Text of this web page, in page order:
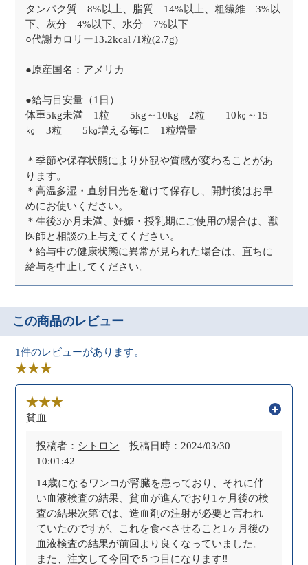
タンパク質 8%以上、脂質 14%以上、粗繊維 3%以
下、灰分 4%以下、水分 7%以下
○代謝カロリー13.2kcal /1粒(2.7g)
●原産国名：アメリカ
●給与目安量（1日）
体重5kg未満 1粒 5kg～10kg 2粒 10㎏～15
㎏ 3粒 5㎏増える毎に 1粒増量
＊季節や保存状態により外観や質感が変わることがあ
ります。
＊高温多湿・直射日光を避けて保存し、開封後はお早
めにお使いください。
＊生後3か月未満、妊娠・授乳期にご使用の場合は、獣
医師と相談の上与えてください。
＊給与中の健康状態に異常が見られた場合は、直ちに
給与を中止してください。
この商品のレビュー
1件のレビューがあります。
貧血
投稿者： シトロン 投稿日時：2024/03/30
10:01:42
14歳になるワンコが腎臓を患っており、それに伴
い血液検査の結果、貧血が進んでおり1ヶ月後の検
査の結果次第では、造血剤の注射が必要と言われ
ていたのですが、これを食べさせること1ヶ月後の
血液検査の結果が前回より良くなっていました。
また、注文して今回で５つ目になります‼️